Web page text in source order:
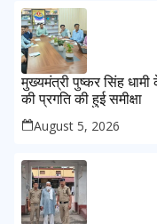
मुख्यमंत्री पुष्कर सिंह धामी
की प्रगति की हुई समीक्षा
August 5, 2026